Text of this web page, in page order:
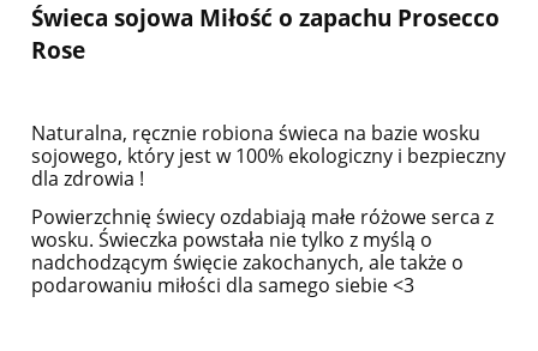
Świeca sojowa Miłość o zapachu Prosecco
Rose
Naturalna, ręcznie robiona świeca na bazie wosku
sojowego, który jest w 100% ekologiczny i bezpieczny
dla zdrowia !
Powierzchnię świecy ozdabiają małe różowe serca z
wosku. Świeczka powstała nie tylko z myślą o
nadchodzącym święcie zakochanych, ale także o
podarowaniu miłości dla samego siebie <3